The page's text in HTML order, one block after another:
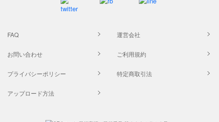
FAQ 運営会社
お問い合わせ ご利用規約
プライバシーポリシー 特定商取引法
アップロード方法